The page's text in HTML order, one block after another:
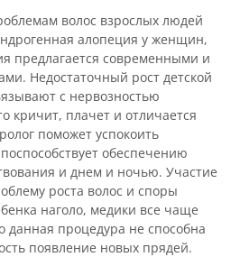
волос взрослых людей
алопеция у женщин,
предлагается современными и
Недостаточный рост детской
с нервозностью
кричит, плачет и отличается
поможет успокоить
обеспечению
и днем и ночью. Участие
роста волос и споры
наголо, медики все чаще
данная процедура не способна
появление новых прядей.